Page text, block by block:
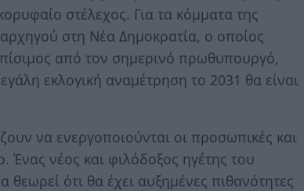
στέλεχος. Για τα κόμματα της
στη Νέα Δημοκρατία, ο οποίος
από τον σημερινό πρωθυπουργό,
εκλογική αναμέτρηση το 2031 θα είναι
να ενεργοποιούνται οι προσωπικές και
Ένας νέος και φιλόδοξος ηγέτης του
ότι θα έχει αυξημένες πιθανότητες